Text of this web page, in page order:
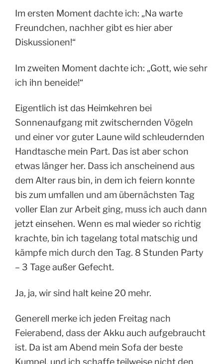
Im ersten Moment dachte ich: „Na warte
Freundchen, nachher gibt es hier aber
Diskussionen!“
Im zweiten Moment dachte ich: „Gott, wie sehr
ich ihn beneide!“
Eigentlich ist das Heimkehren bei
Sonnenaufgang mit zwitschernden Vögeln
und einer vor guter Laune wild schleudernden
Handtasche mein Part. Das ist aber schon
etwas länger her. Dass ich anscheinend aus
dem Alter raus bin, in dem ich feiern konnte
bis zum umfallen und am übernächsten Tag
voller Elan zur Arbeit ging, muss ich auch dann
jetzt einsehen. Wenn es mal wieder so richtig
krachte, bin ich tagelang total matschig und
kämpfe mich durch den Tag. 8 Stunden Party
– 3 Tage außer Gefecht.
Ja, ja, wir sind halt keine 20 mehr.
Generell merke ich jeden Freitag nach
Feierabend, dass der Akku auch aufgebraucht
ist. Da ist am Abend mein Sofa der beste
Kumpel, und ich schaffe teilweise nicht den